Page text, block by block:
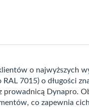
o najwyższych
7015) o długości
Dynapro.
co zapewnia